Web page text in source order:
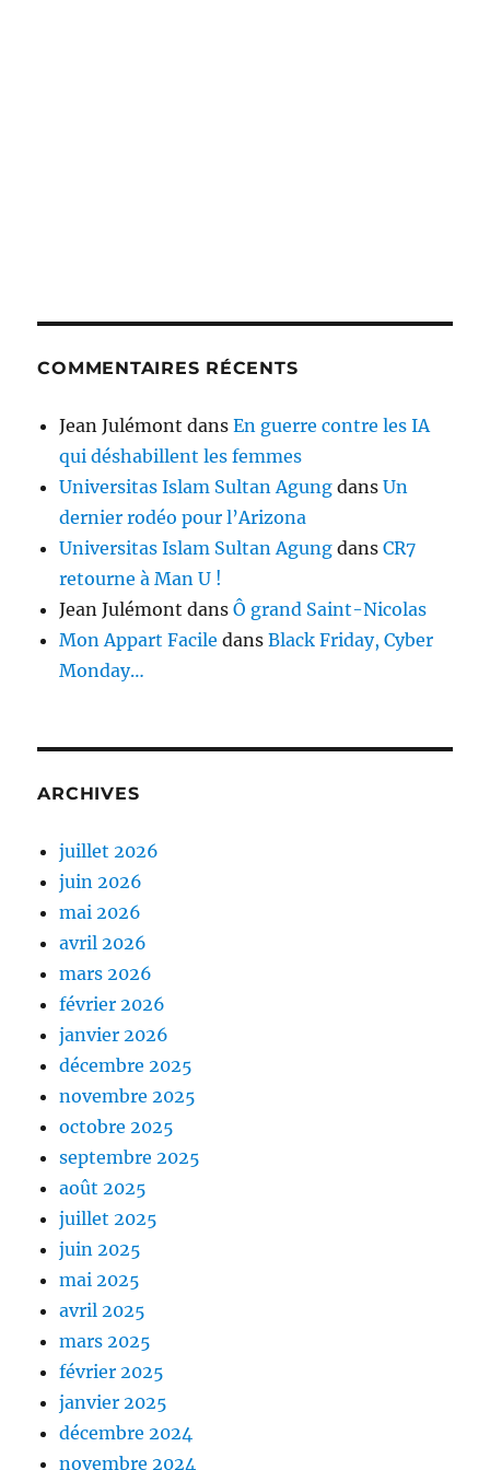
COMMENTAIRES RÉCENTS
Jean Julémont dansEn guerre contre les IA
qui déshabillent les femmes
Universitas Islam Sultan Agung dansUn
dernier rodéo pour l’Arizona
Universitas Islam Sultan Agung dansCR7
retourne à Man U !
Jean Julémont dansÔ grand Saint-Nicolas
Mon Appart Facile dansBlack Friday, Cyber
Monday…
ARCHIVES
juillet 2026
juin 2026
mai 2026
avril 2026
mars 2026
février 2026
janvier 2026
décembre 2025
novembre 2025
octobre 2025
septembre 2025
août 2025
juillet 2025
juin 2025
mai 2025
avril 2025
mars 2025
février 2025
janvier 2025
décembre 2024
novembre 2024